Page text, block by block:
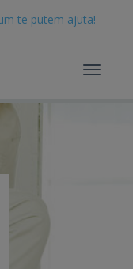
te putem ajuta!
Toggle